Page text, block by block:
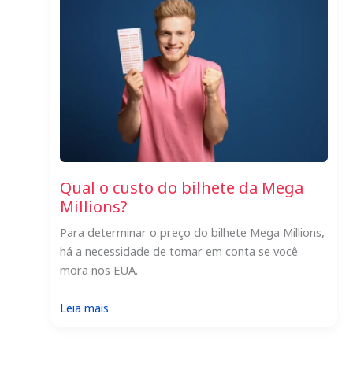
Millions
sendo
estrangeiro?
Qual o custo do bilhete da Mega
Millions?
Para determinar o preço do bilhete Mega Millions,
há a necessidade de tomar em conta se você
mora nos EUA.
Leia mais: